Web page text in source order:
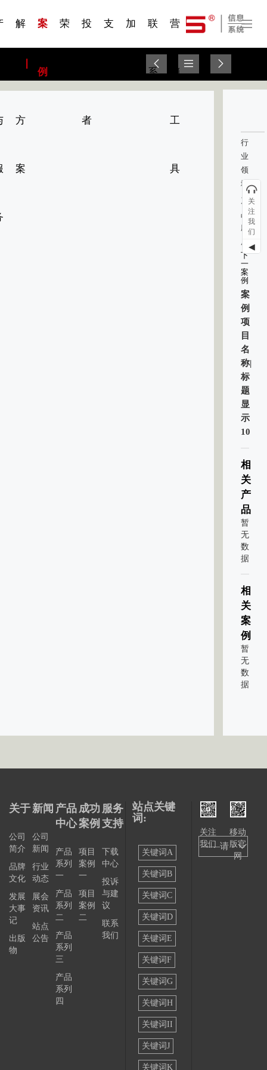
解
方
案
案
例
荣
投
者
支
加
联
系
营
销
工
具
行
业
领
域：
产
品
应
用：
下
一
案
例
案
例
项
目
名
称|
标
题
显
示
10
相
关
产
品
暂
无
数
据
相
关
案
例
暂
无
数
据
关于
公司
简介
品牌
文化
发展
大事
记
出版
物
新闻
公司
新闻
行业
动态
展会
资讯
站点
公告
产品
中心
产品
系列
一
产品
系列
二
产品
系列
三
产品
系列
四
成功
案例
项目
案例
一
项目
案例
二
服务
支持
下载
中心
投诉
与建
议
联系
我们
站点关键
词:
关键词A
关键词B
关键词C
关键词D
关键词E
关键词F
关键词G
关键词H
关键词II
关键词J
关键词K
关注
我们
移动
版官
网
——请
关
注
我
们
◀